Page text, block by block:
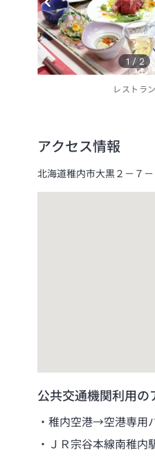
1 /2
レストラン
アクセス情報
北海道稚内市大黒２－７－
公共交通機関利用の
稚内空港→空港専用
ＪＲ宗谷本線南稚